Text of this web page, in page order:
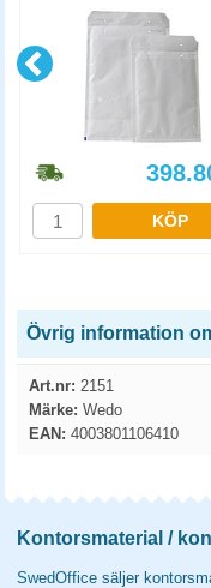
KÖP
Övrig information
Art.nr: 2151
Märke: Wedo
EAN: 4003801106410
Kontorsmaterial /
SwedOffice säljer